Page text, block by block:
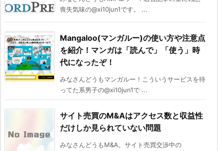
喪失気味の@xi10jun1です。 ...
Mangaloo(マンガルー)の使い方や注意点
を紹介！マンガは「読んで」「使う」時
代になったぞ！
みなさんどうもマンガルー！こういうサービスを待
ってた系男子の@xi10jun1で ...
サイト売買のM&Aはアクセス数と収益性
だけしか見られていない問題
みなさんどうもM&A。サイト売買交渉中の